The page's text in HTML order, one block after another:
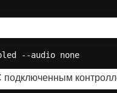
$ VBoxManage modifyvm ${vm} --floppy disabled --audio none